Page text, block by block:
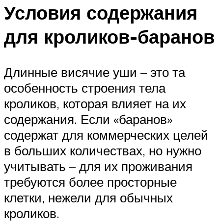
Условия содержания
для кроликов-баранов
Длинные висячие уши – это та
особенность строения тела
кроликов, которая влияет на их
содержания. Если «баранов»
содержат для коммерческих целей
в больших количествах, но нужно
учитывать – для их проживания
требуются более просторные
клетки, нежели для обычных
кроликов.